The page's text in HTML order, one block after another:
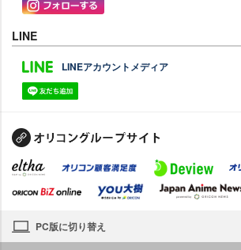
LINE
LINEアカウントメディア
PC版に切り替え